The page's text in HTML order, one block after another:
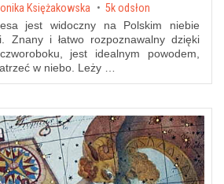
Księżakowska 5k odsłon
jest widoczny na Polskim niebie
Znany i łatwo rozpoznawalny dzięki
jest idealnym powodem,
w niebo. Leży …